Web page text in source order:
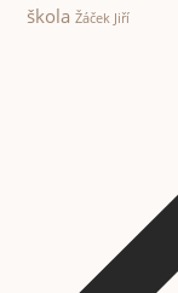
škola Žáček Jiří